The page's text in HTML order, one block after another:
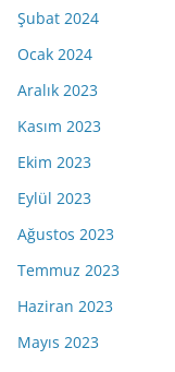
Şubat 2024
Ocak 2024
Aralık 2023
Kasım 2023
Ekim 2023
Eylül 2023
Ağustos 2023
Temmuz 2023
Haziran 2023
Mayıs 2023